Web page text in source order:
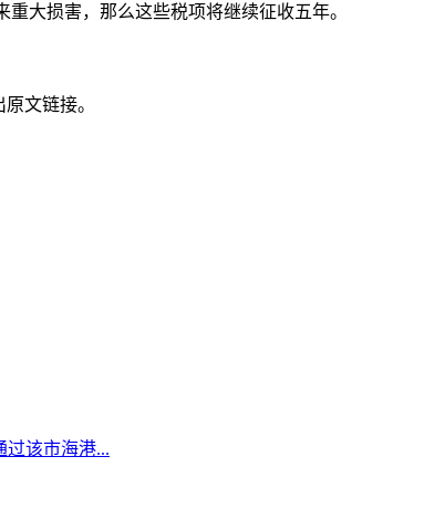
大损害，那么这些税项将继续征收五年。
文链接。
过该市海港...